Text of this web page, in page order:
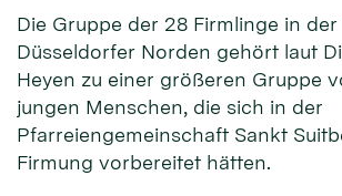
Die Gruppe der 28 Firmlinge in
Düsseldorfer Norden gehört laut
Heyen zu einer größeren Gruppe
jungen Menschen, die sich in der
Pfarreiengemeinschaft Sankt
Firmung vorbereitet hätten.